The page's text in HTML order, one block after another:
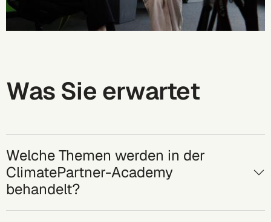
Was Sie erwartet
Welche Themen werden in der
ClimatePartner-Academy
behandelt?